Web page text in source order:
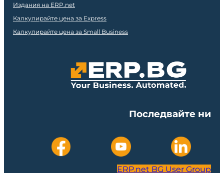
Издания на ERP.net
Калкулирайте цена за Express
Калкулирайте цена за Small Business
Последвайте ни
ERP.net BG User Group